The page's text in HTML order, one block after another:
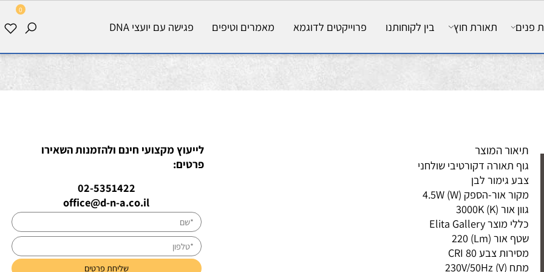
0
תאורת חוץ בין לקוחותנו פרוייקטים לדוגמא מאמרים וטיפים פגישה עם יועצי DNA
המוצר
גוף תאורה דקורטיבי שולחני
צבע גימור לבן
מקור אור-הספק (W) 4.5W
גוון אור (K) 3000K
כללי מוצר Elita Gallery
שטף אור (Lm) 220
מסירות צבע CRI 80
לייעוץ מקצועי חינם ולהזמנות השאירו
פרטים:
02-5351422
office@d-n-a.co.il